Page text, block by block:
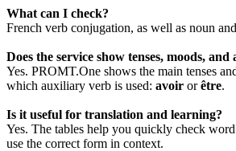
What can I check?
French verb conjugation, as well as noun
Does the service show tenses, moods,
Yes. PROMT.One shows the main tenses
which auxiliary verb is used: avoir orêtre.
Is it useful for translation and learning?
Yes. The tables help you quickly check
use the correct form in context.